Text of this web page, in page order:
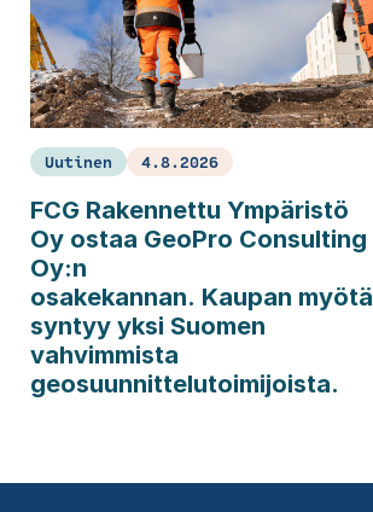
Uutinen 4.8.2026
FCG Rakennettu Ympäristö
Oy ostaa GeoPro Consulting
Oy:n
osakekannan. Kaupan myötä
syntyy yksi Suomen
vahvimmista
geosuunnittelutoimijoista.